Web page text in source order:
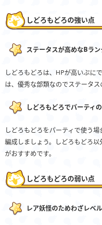
しどろもどろの強い点
ステータスが高めなBラ
しどろもどろは、HPが高いぷに
は、優秀な部類なのでステータス
しどろもどろでパーティ
しどろもどろをパーティで使う
編成しましょう。しどろもどろ
がおすすめです。
しどろもどろの弱い点
レア妖怪のためわざレベ